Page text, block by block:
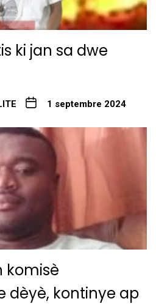
ki jan sa dwe
1 septembre 2024
komisè
dèyè, kontinye ap